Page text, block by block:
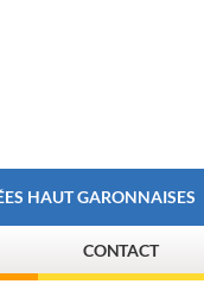
HAUT GARONNAISES
CONTACT